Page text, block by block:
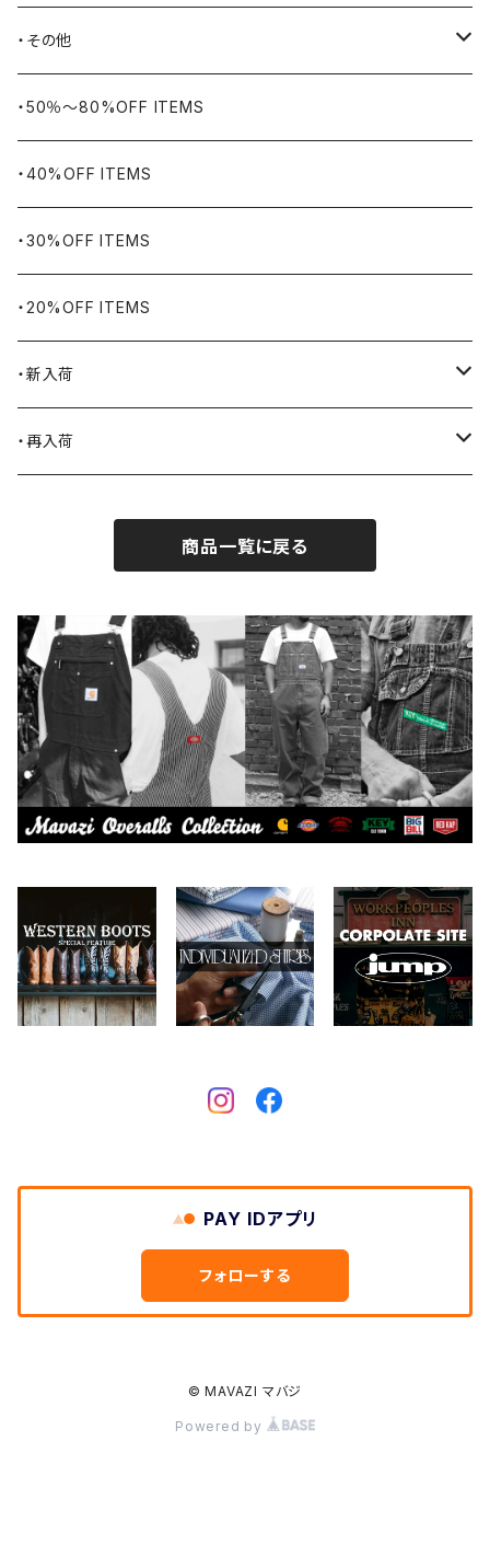
BIG BILL
WORKERS BIGDAY
BHADUR
Bills KHAKIS
BLUCO
Blundstone
BLACK JACK BOOTS
BY ROBERT JAMES
CAMBER
Carhartt
Collonil
CONVERSE
Crescent Down Works
FERNAND LEATHER
バングル・ブレスレット
リング
ネックレス・ペンダント
ピンズ・ブローチ
腕時計
・その他
ヴィンテージ
アウトドア用品
ナバホラグ・ビンテージラグ
ブランケット
食品
ライター
エプロン
バイク用品
ケア用品
本、写真集
・50％〜80%OFF ITEMS
・40%OFF ITEMS
・30%OFF ITEMS
・20%OFF ITEMS
・新入荷
2026.7.31
2026.7.6
2026.6.29
・再入荷
2026.7.30
2026.7.23
2026.6.27
商品一覧に戻る
PAY IDアプリ
フォローする
© MAVAZI マバジ
Powered by